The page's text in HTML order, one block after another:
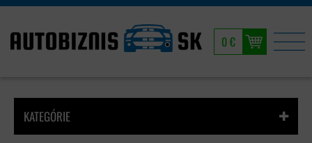
0 €
KATEGÓRIE